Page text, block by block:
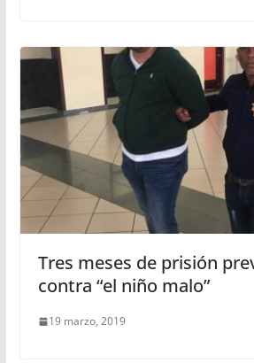
Tres meses de prisión
contra “el niño malo”
19 marzo, 2019